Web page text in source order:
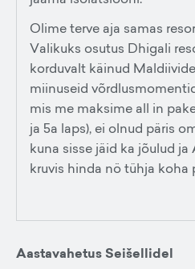
Olime terve aja samas
Valikuks osutus Dhigali
korduvalt käinud
miinuseid
mis me maksime all in
ja 5a laps), ei olnud päris
kuna sisse jäid ka jõulud ja
kruvis hinda nö tühja koha
Aastavahetus Seišellidel